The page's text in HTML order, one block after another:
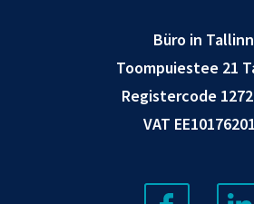
Büro in Tallinn
Toompuiestee 21
Registercode
VAT